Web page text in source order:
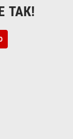
ТАК!